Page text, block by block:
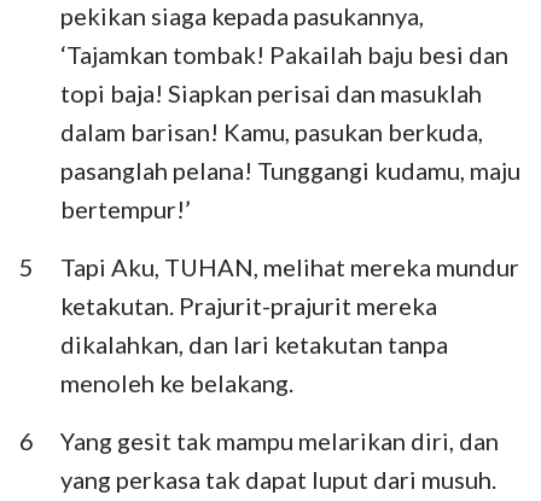
Hagai Zakharia
Maleakhi
pekikan siaga kepada pasukannya,
‘Tajamkan tombak! Pakailah baju besi dan
topi baja! Siapkan perisai dan masuklah
dalam barisan! Kamu, pasukan berkuda,
pasanglah pelana! Tunggangi kudamu, maju
bertempur!’
5
Tapi Aku, TUHAN, melihat mereka mundur
ketakutan. Prajurit-prajurit mereka
dikalahkan, dan lari ketakutan tanpa
menoleh ke belakang.
6
Yang gesit tak mampu melarikan diri, dan
yang perkasa tak dapat luput dari musuh.